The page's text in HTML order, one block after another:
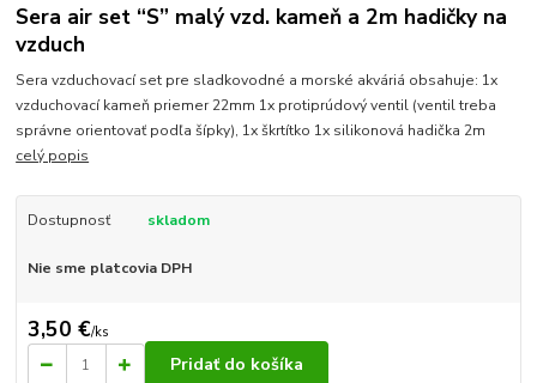
Sera air set “S” malý vzd. kameň a 2m hadičky na
vzduch
Sera vzduchovací set pre sladkovodné a morské akváriá obsahuje: 1x
vzduchovací kameň priemer 22mm 1x protiprúdový ventil (ventil treba
správne orientovať podľa šípky), 1x škrtítko 1x silikonová hadička 2m
celý popis
Dostupnosť skladom
Nie sme platcovia DPH
3,50 €/ks
Pridať do košíka